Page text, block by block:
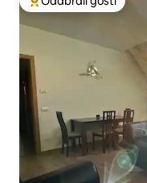
Među najviše